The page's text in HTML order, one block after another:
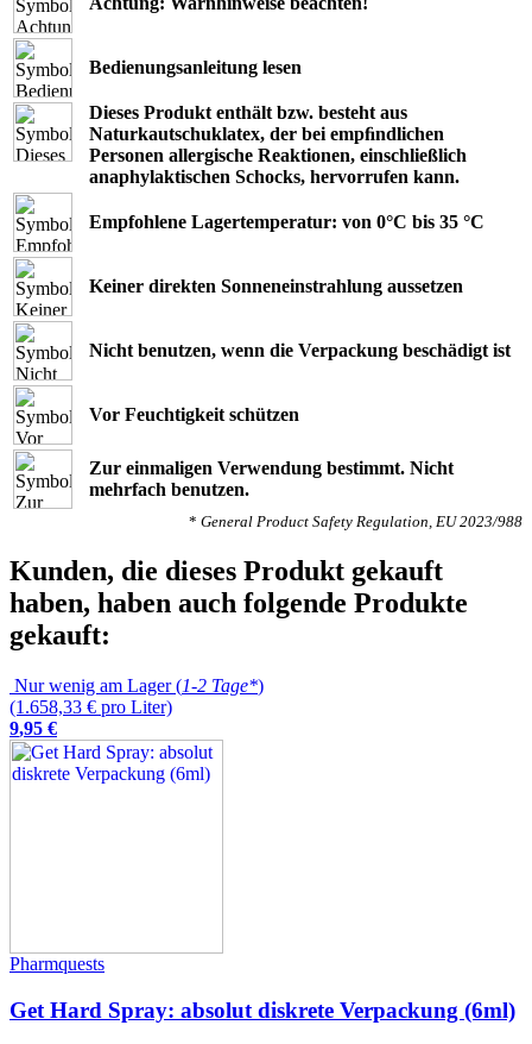
Bedienungsanleitung lesen
Dieses Produkt enthält bzw. besteht aus
Naturkautschuklatex, der bei empﬁndlichen
Personen allergische Reaktionen, einschließlich
anaphylaktischen Schocks, hervorrufen kann.
Empfohlene Lagertemperatur: von 0°C bis 35 °C
Keiner direkten Sonneneinstrahlung aussetzen
Nicht benutzen, wenn die Verpackung beschädigt ist
Vor Feuchtigkeit schützen
Zur einmaligen Verwendung bestimmt. Nicht
mehrfach benutzen.
* General Product Safety Regulation, EU 2023/988
Kunden, die dieses Produkt gekauft
haben, haben auch folgende Produkte
gekauft:
Nur wenig am Lager (1-2 Tage*)
(1.658,33 € pro Liter)
9,95 €
Pharmquests
Get Hard Spray: absolut diskrete Verpackung (6ml)